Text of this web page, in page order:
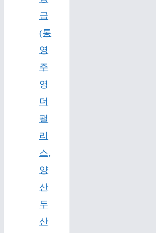
급
(통
영
주
영
더
팰
리
스,
양
산
두
산